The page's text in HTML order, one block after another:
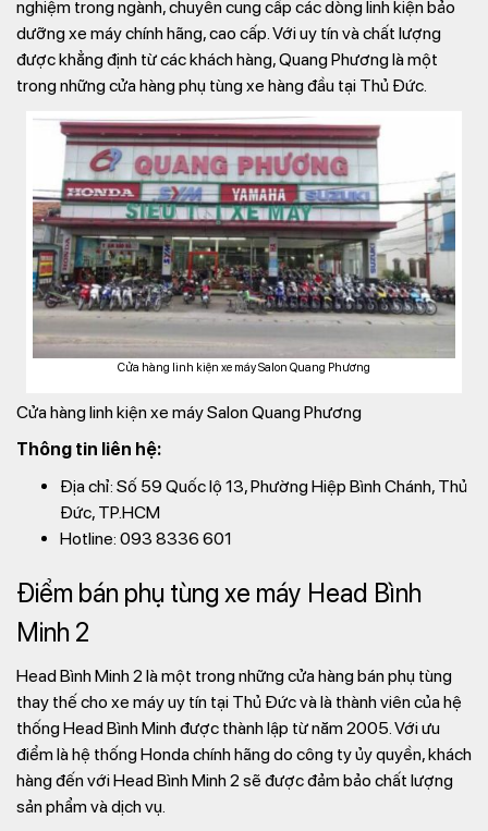
nghiệm trong ngành, chuyên cung cấp các dòng linh kiện bảo
dưỡng xe máy chính hãng, cao cấp. Với uy tín và chất lượng
được khẳng định từ các khách hàng, Quang Phương là một
trong những cửa hàng phụ tùng xe hàng đầu tại Thủ Đức.
Cửa hàng linh kiện xe máy Salon Quang Phương
Cửa hàng linh kiện xe máy Salon Quang Phương
Thông tin liên hệ:
Địa chỉ: Số 59 Quốc lộ 13, Phường Hiệp Bình Chánh, Thủ
Đức, TP.HCM
Hotline: 093 8336 601
Điểm bán phụ tùng xe máy Head Bình
Minh 2
Head Bình Minh 2 là một trong những cửa hàng bán phụ tùng
thay thế cho xe máy uy tín tại Thủ Đức và là thành viên của hệ
thống Head Bình Minh được thành lập từ năm 2005. Với ưu
điểm là hệ thống Honda chính hãng do công ty ủy quyền, khách
hàng đến với Head Bình Minh 2 sẽ được đảm bảo chất lượng
sản phẩm và dịch vụ.